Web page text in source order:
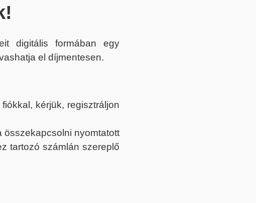
digitális formában egy
el díjmentesen.
kérjük, regisztráljon
összekapcsolni nyomtatott
tartozó számlán szereplő